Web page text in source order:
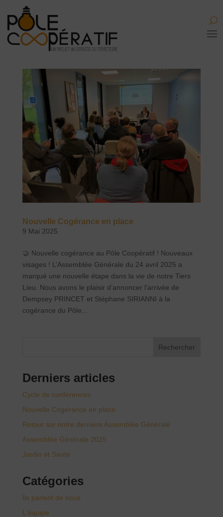
Nouvelle Cogérance en place
9 Mai 2025
🤝 Nouvelle cogérance au Pôle Coopératif ! Nouveaux
visages ! L’Assemblée Générale du 24 avril 2025 a
marqué une nouvelle étape dans la vie de notre Tiers
Lieu. Nous avons le plaisir d’annoncer l’arrivée de
Dempsey PRINCET et Stéphane SIRIANNI à la
cogérance du Pôle...
Rechercher
Derniers articles
Cycle de conférences
Nouvelle Cogérance en place
Retour sur notre dernière Assemblée Générale
Assemblée Générale 2025
Jardin et Santé
Catégories
Ils parlent de nous
L'équipe